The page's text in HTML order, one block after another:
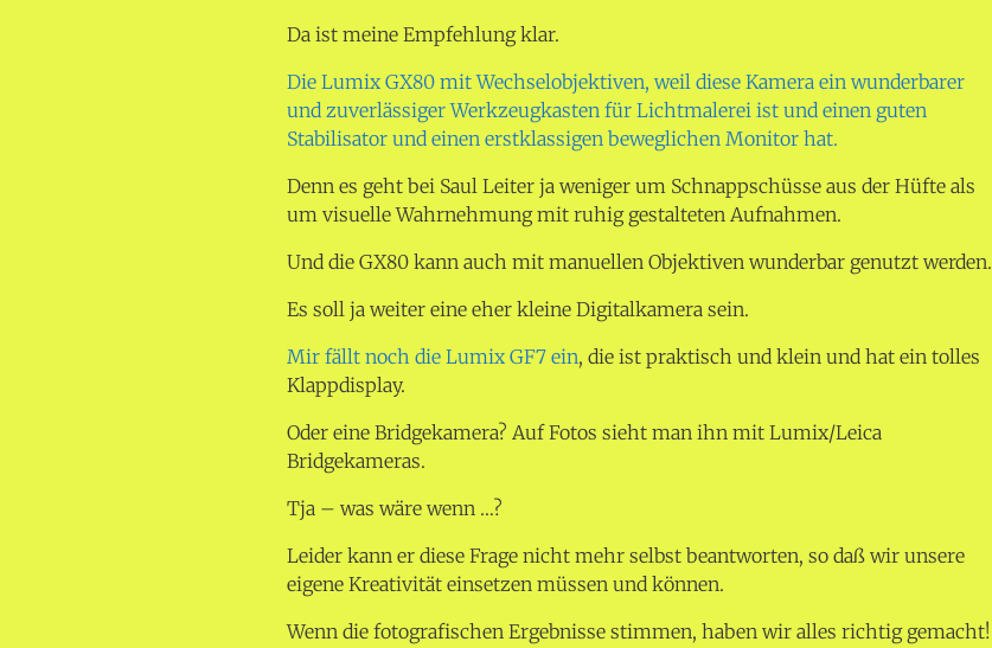
Da ist meine Empfehlung klar.
Die Lumix GX80 mit Wechselobjektiven, weil diese Kamera ein wunderbarer
und zuverlässiger Werkzeugkasten für Lichtmalerei ist und einen guten
Stabilisator und einen erstklassigen beweglichen Monitor hat.
Denn es geht bei Saul Leiter ja weniger um Schnappschüsse aus der Hüfte als
um visuelle Wahrnehmung mit ruhig gestalteten Aufnahmen.
Und die GX80 kann auch mit manuellen Objektiven wunderbar genutzt werden.
Es soll ja weiter eine eher kleine Digitalkamera sein.
Mir fällt noch die Lumix GF7 ein, die ist praktisch und klein und hat ein tolles
Klappdisplay.
Oder eine Bridgekamera? Auf Fotos sieht man ihn mit Lumix/Leica
Bridgekameras.
Tja – was wäre wenn …?
Leider kann er diese Frage nicht mehr selbst beantworten, so daß wir unsere
eigene Kreativität einsetzen müssen und können.
Wenn die fotografischen Ergebnisse stimmen, haben wir alles richtig gemacht!